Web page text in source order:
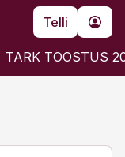
Telli
TARK TÖÖSTUS